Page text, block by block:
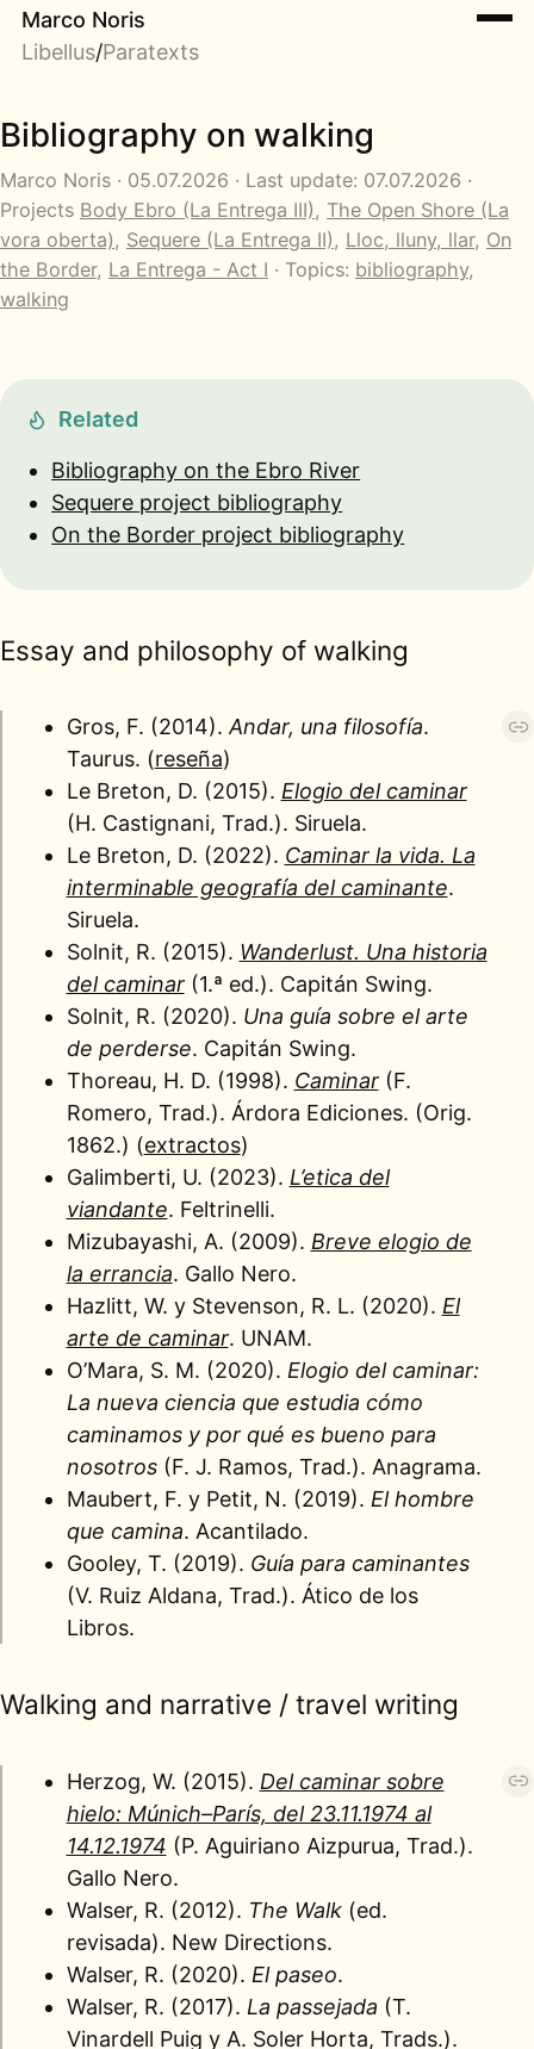
Marco Noris
Libellus/Paratexts
Bibliography on walking
Marco Noris · 05.07.2026 · Last update: 07.07.2026 ·
Projects Body Ebro (La Entrega III), The Open Shore (La
vora oberta), Sequere (La Entrega II), Lloc, lluny, llar, On
the Border, La Entrega - Act I · Topics: bibliography,
walking
Related
Bibliography on the Ebro River
Sequere project bibliography
On the Border project bibliography
Essay and philosophy of walking
Gros, F. (2014).Andar, una filosofía.
Taurus. (reseña)
Le Breton, D. (2015). Elogio del caminar
(H. Castignani, Trad.). Siruela.
Le Breton, D. (2022). Caminar la vida. La
interminable geografía del caminante.
Siruela.
Solnit, R. (2015). Wanderlust. Una historia
del caminar(1.ª ed.). Capitán Swing.
Solnit, R. (2020). Una guía sobre el arte
de perderse. Capitán Swing.
Thoreau, H. D. (1998). Caminar(F.
Romero, Trad.). Árdora Ediciones. (Orig.
1862.) (extractos)
Galimberti, U. (2023). L’etica del
viandante. Feltrinelli.
Mizubayashi, A. (2009). Breve elogio de
la errancia. Gallo Nero.
Hazlitt, W. y Stevenson, R. L. (2020). El
arte de caminar. UNAM.
O’Mara, S. M. (2020). Elogio del caminar:
La nueva ciencia que estudia cómo
caminamos y por qué es bueno para
nosotros(F. J. Ramos, Trad.). Anagrama.
Maubert, F. y Petit, N. (2019). El hombre
que camina. Acantilado.
Gooley, T. (2019). Guía para caminantes
(V. Ruiz Aldana, Trad.). Ático de los
Libros.
Walking and narrative / travel writing
Herzog, W. (2015). Del caminar sobre
hielo: Múnich–París, del 23.11.1974 al
14.12.1974 (P. Aguiriano Aizpurua, Trad.).
Gallo Nero.
Walser, R. (2012). The Walk(ed.
revisada). New Directions.
Walser, R. (2020). El paseo.
Walser, R. (2017). La passejada (T.
Vinardell Puig y A. Soler Horta, Trads.).